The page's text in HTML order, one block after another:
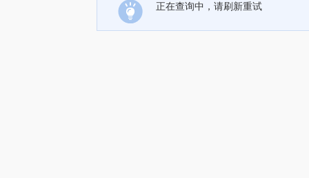
正在查询中，请刷新重试